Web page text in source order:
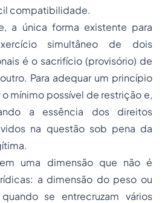
compatibilidade.
a única forma existente para
simultâneo de dois
é o sacrifício (provisório) de
Para adequar um princípio
mínimo possível de restrição e,
a essência dos direitos
na questão sob pena da
uma dimensão que não é
a dimensão do peso ou
se entrecruzam vários